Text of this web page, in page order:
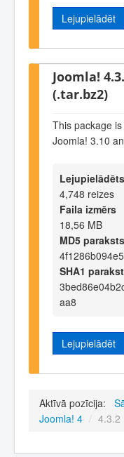
Lejupielādēt
Joomla!
(.tar.bz2)
This package
Joomla! 3.10
Lejupielādēts
4,748 reizes
Faila izmērs
18,56 MB
MD5 paraksts
SHA1
aa8
Lejupielādēt
Aktīvā pozīcija:
Joomla! 4 / 4.3.2